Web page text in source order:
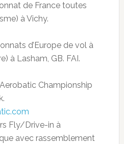
de France toutes
à Vichy.
d’Europe de vol à
à Lasham, GB. FAI.
Championship
Fly/Drive-in à
avec rassemblement